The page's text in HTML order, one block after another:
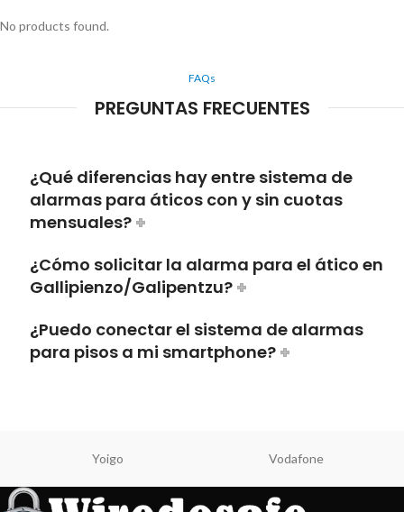
No products found.
FAQs
PREGUNTAS FRECUENTES
¿Qué diferencias hay entre sistema de
alarmas para áticos con y sin cuotas
mensuales?
¿Cómo solicitar la alarma para el ático en
Gallipienzo/Galipentzu?
¿Puedo conectar el sistema de alarmas
para pisos a mi smartphone?
Yoigo Vodafone